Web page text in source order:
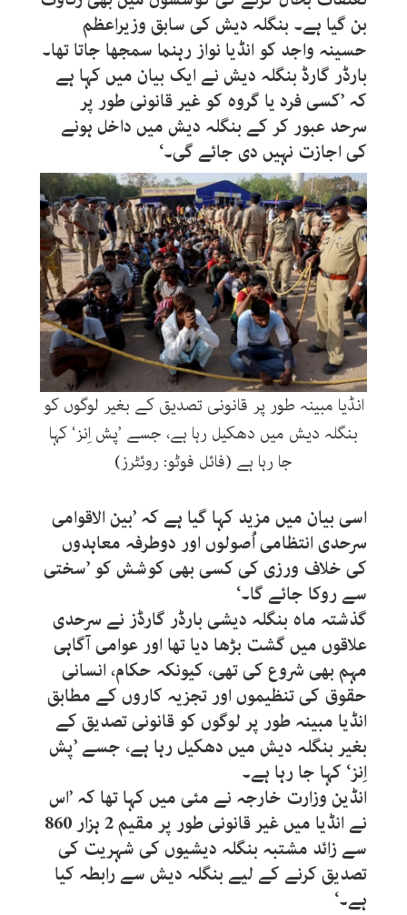
بن گیا ہے۔ بنگلہ دیش کی سابق وزیراعظم
حسینہ واجد کو انڈیا نواز رہنما سمجھا جاتا تھا۔
بارڈر گارڈ بنگلہ دیش نے ایک بیان میں کہا ہے
کہ ’کسی فرد یا گروہ کو غیر قانونی طور پر
سرحد عبور کر کے بنگلہ دیش میں داخل ہونے
کی اجازت نہیں دی جائے گی۔‘
انڈیا مبینہ طور پر قانونی تصدیق کے بغیر لوگوں کو
بنگلہ دیش میں دھکیل رہا ہے، جسے ’پش اِنز‘ کہا
جا رہا ہے (فائل فوٹو: روئٹرز)
اسی بیان میں مزید کہا گیا ہے کہ ’بین الاقوامی
سرحدی انتظامی اُصولوں اور دوطرفہ معاہدوں
کی خلاف ورزی کی کسی بھی کوشش کو ’سختی
سے روکا جائے گا۔‘
گذشتہ ماہ بنگلہ دیشی بارڈر گارڈز نے سرحدی
علاقوں میں گشت بڑھا دیا تھا اور عوامی آگاہی
مہم بھی شروع کی تھی، کیونکہ حکام، انسانی
حقوق کی تنظیموں اور تجزیہ کاروں کے مطابق
انڈیا مبینہ طور پر لوگوں کو قانونی تصدیق کے
بغیر بنگلہ دیش میں دھکیل رہا ہے، جسے ’پش
اِنز‘ کہا جا رہا ہے۔
انڈین وزارت خارجہ نے مئی میں کہا تھا کہ ’اس
نے انڈیا میں غیر قانونی طور پر مقیم 2 ہزار 860
سے زائد مشتبہ بنگلہ دیشیوں کی شہریت کی
تصدیق کرنے کے لیے بنگلہ دیش سے رابطہ کیا
ہے۔‘